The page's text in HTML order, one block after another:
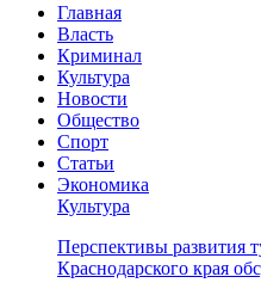
Главная
Власть
Криминал
Культура
Новости
Общество
Спорт
Статьи
Экономика
Культура
Перспективы развития
Краснодарского края